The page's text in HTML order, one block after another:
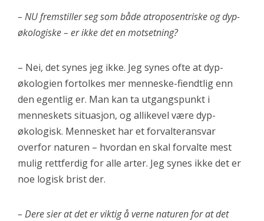
– NU fremstiller seg som både atroposentriske og dyp-
økologiske – er ikke det en motsetning?
– Nei, det synes jeg ikke. Jeg synes ofte at dyp-
økologien fortolkes mer menneske-fiendtlig enn
den egentlig er. Man kan ta utgangspunkt i
menneskets situasjon, og allikevel være dyp-
økologisk. Mennesket har et forvalteransvar
overfor naturen – hvordan en skal forvalte mest
mulig rettferdig for alle arter. Jeg synes ikke det er
noe logisk brist der.
– Dere sier at det er viktig å verne naturen for at det